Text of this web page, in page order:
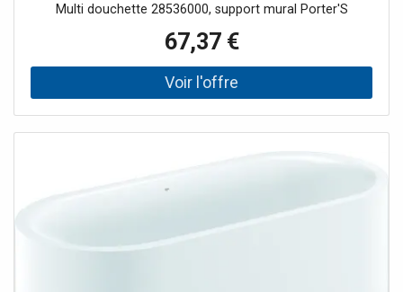
Multi douchette 28536000, support mural Porter'S
67,37 €